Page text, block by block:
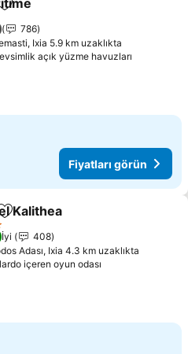
Favorilerime ekle
786
Ixia 5.9 km uzaklıkta
açık yüzme havuzları
Fiyatları görün
Favorilerime ekle
Kalithea
İyi
408
Adası, Ixia 4.3 km uzaklıkta
içeren oyun odası